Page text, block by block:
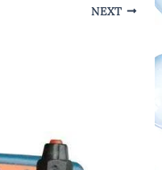
NEXT